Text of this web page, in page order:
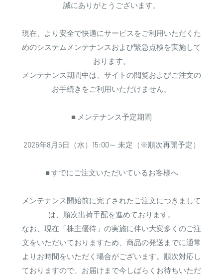
誠にありがとうございます。
現在、より安全で快適にサービスをご利用いただくた
めのシステムメンテナンスおよび緊急点検を実施して
おります。
メンテナンス期間中は、サイトの閲覧およびご注文の
お手続きをご利用いただけません。
■ メンテナンス予定期間
2026年8月5日（水）15:00～ 未定（※順次再開予定）
■ すでにご注文いただいているお客様へ
メンテナンス開始前に完了されたご注文につきまして
は、順次出荷手配を進めております。
なお、現在「株主優待」の実施に伴い大変多くのご注
文をいただいておりますため、商品の発送までに通常
よりお時間をいただく場合がございます。順次対応し
ておりますので、お届けまで今しばらくお待ちいただ